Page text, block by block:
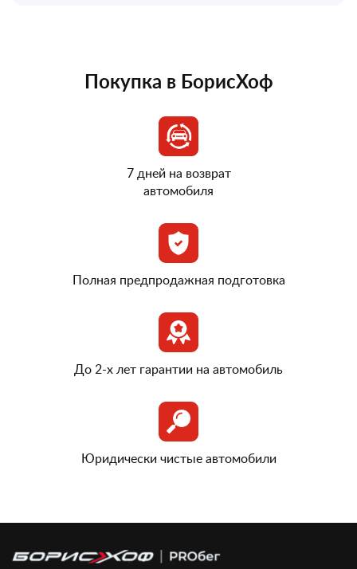
Покупка в БорисХоф
7 дней на возврат
автомобиля
Полная предпродажная подготовка
До 2-х лет гарантии на автомобиль
Юридически чистые автомобили